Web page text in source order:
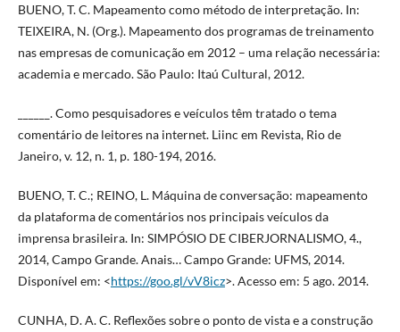
BUENO, T. C. Mapeamento como método de interpretação. In:
TEIXEIRA, N. (Org.). Mapeamento dos programas de treinamento
nas empresas de comunicação em 2012 – uma relação necessária:
academia e mercado. São Paulo: Itaú Cultural, 2012.
______. Como pesquisadores e veículos têm tratado o tema
comentário de leitores na internet. Liinc em Revista, Rio de
Janeiro, v. 12, n. 1, p. 180-194, 2016.
BUENO, T. C.; REINO, L. Máquina de conversação: mapeamento
da plataforma de comentários nos principais veículos da
imprensa brasileira. In: SIMPÓSIO DE CIBERJORNALISMO, 4.,
2014, Campo Grande. Anais… Campo Grande: UFMS, 2014.
Disponível em: <https://goo.gl/vV8icz>. Acesso em: 5 ago. 2014.
CUNHA, D. A. C. Reflexões sobre o ponto de vista e a construção